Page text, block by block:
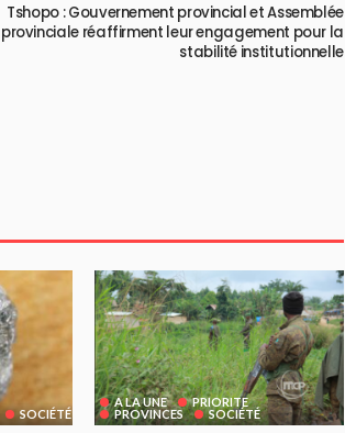
Tshopo : Gouvernement provincial et Assemblée
provinciale réaffirment leur engagement pour la
stabilité institutionnelle
SOCIÉTÉ
A LA UNE
PRIORITE
PROVINCES
SOCIÉTÉ